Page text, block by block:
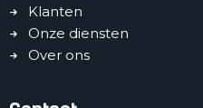
Klanten
Onze diensten
Over ons